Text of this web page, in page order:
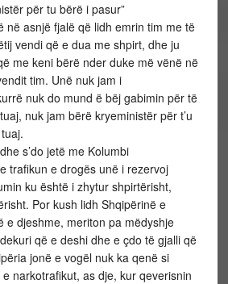
për tu bërë i pasur”
në asnjë fjalë që lidh emrin tim me të
vendi që e dua me shpirt, dhe ju
me keni bërë nder duke më vënë në
tim. Unë nuk jam i
nuk do mund ë bëj gabimin për të
nuk jam bërë kryeministër për t’u
s’do jetë me Kolumbi
trafikun e drogës unë i rezervoj
ku është i zhytur shpirtërisht,
Por kush lidh Shqipërinë e
e djeshme, meriton pa mëdyshje
që e deshi dhe e çdo të gjalli që
jonë e vogël nuk ka qenë si
narkotrafikut, as dje, kur qeverisnin